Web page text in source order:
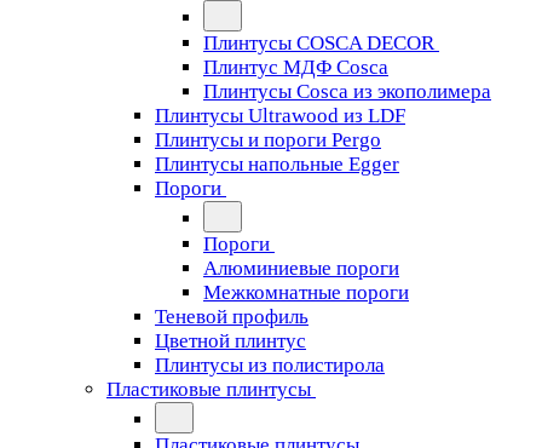
Плинтусы COSCA DECOR
Плинтус МДФ Cosca
Плинтусы Cosca из экополимера
Плинтусы Ultrawood из LDF
Плинтусы и пороги Pergo
Плинтусы напольные Egger
Пороги
Пороги
Алюминиевые пороги
Межкомнатные пороги
Теневой профиль
Цветной плинтус
Плинтусы из полистирола
Пластиковые плинтусы